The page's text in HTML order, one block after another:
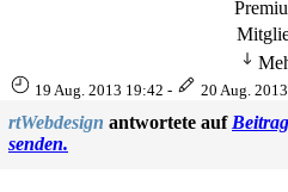
19 Aug. 2013 19:42 - 20 Aug.
rtWebdesign antwortete auf
senden.